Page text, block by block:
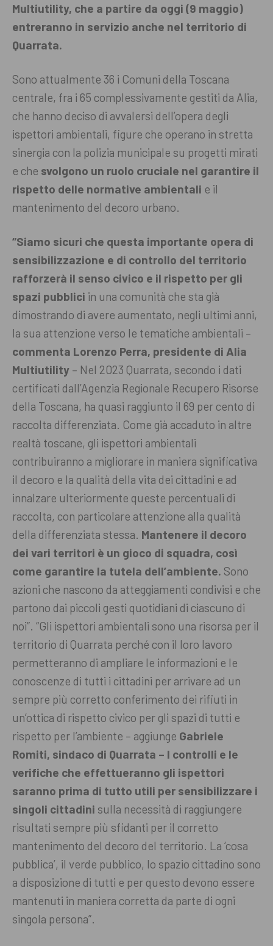
Multiutility, che a partire da oggi (9 maggio)
entreranno in servizio anche nel territorio di
Quarrata.
Sono attualmente 36 i Comuni della Toscana
centrale, fra i 65 complessivamente gestiti da Alia,
che hanno deciso di avvalersi dell’opera degli
ispettori ambientali, figure che operano in stretta
sinergia con la polizia municipale su progetti mirati
e che svolgono un ruolo cruciale nel garantire il
rispetto delle normative ambientali e il
mantenimento del decoro urbano.
“Siamo sicuri che questa importante opera di
sensibilizzazione e di controllo del territorio
rafforzerà il senso civico e il rispetto per gli
spazi pubblici in una comunità che sta già
dimostrando di avere aumentato, negli ultimi anni,
la sua attenzione verso le tematiche ambientali –
commenta Lorenzo Perra, presidente di Alia
Multiutility – Nel 2023 Quarrata, secondo i dati
certificati dall’Agenzia Regionale Recupero Risorse
della Toscana, ha quasi raggiunto il 69 per cento di
raccolta differenziata. Come già accaduto in altre
realtà toscane, gli ispettori ambientali
contribuiranno a migliorare in maniera significativa
il decoro e la qualità della vita dei cittadini e ad
innalzare ulteriormente queste percentuali di
raccolta, con particolare attenzione alla qualità
della differenziata stessa. Mantenere il decoro
dei vari territori è un gioco di squadra, così
come garantire la tutela dell’ambiente. Sono
azioni che nascono da atteggiamenti condivisi e che
partono dai piccoli gesti quotidiani di ciascuno di
noi”. “Gli ispettori ambientali sono una risorsa per il
territorio di Quarrata perché con il loro lavoro
permetteranno di ampliare le informazioni e le
conoscenze di tutti i cittadini per arrivare ad un
sempre più corretto conferimento dei rifiuti in
un’ottica di rispetto civico per gli spazi di tutti e
rispetto per l’ambiente – aggiunge Gabriele
Romiti, sindaco di Quarrata – I controlli e le
verifiche che effettueranno gli ispettori
saranno prima di tutto utili per sensibilizzare i
singoli cittadini sulla necessità di raggiungere
risultati sempre più sfidanti per il corretto
mantenimento del decoro del territorio. La ‘cosa
pubblica’, il verde pubblico, lo spazio cittadino sono
a disposizione di tutti e per questo devono essere
mantenuti in maniera corretta da parte di ogni
singola persona”.